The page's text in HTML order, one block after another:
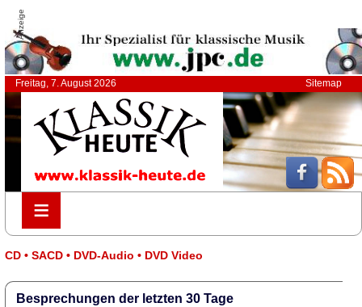
Anzeige
Freitag, 7. August 2026 Sitemap
≡
≡
CD • SACD • DVD-Audio • DVD Video
Besprechungen der letzten 30 Tage